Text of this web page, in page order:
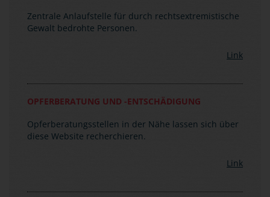
Opferberatungsstellen in der Nähe lassen sich über